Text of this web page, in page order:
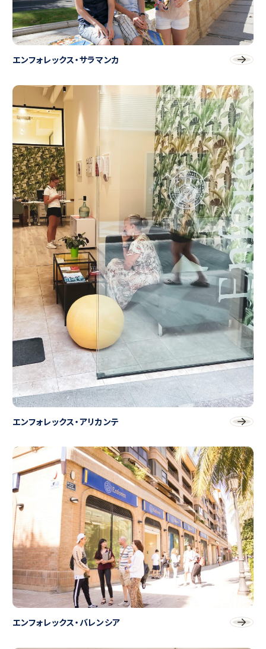
エンフォレックス・サラマンカ
エンフォレックス・アリカンテ
エンフォレックス・バレンシア